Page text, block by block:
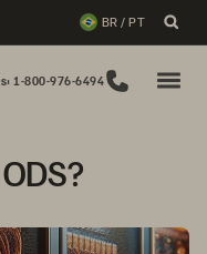
BR / PT
1-800-976-6494